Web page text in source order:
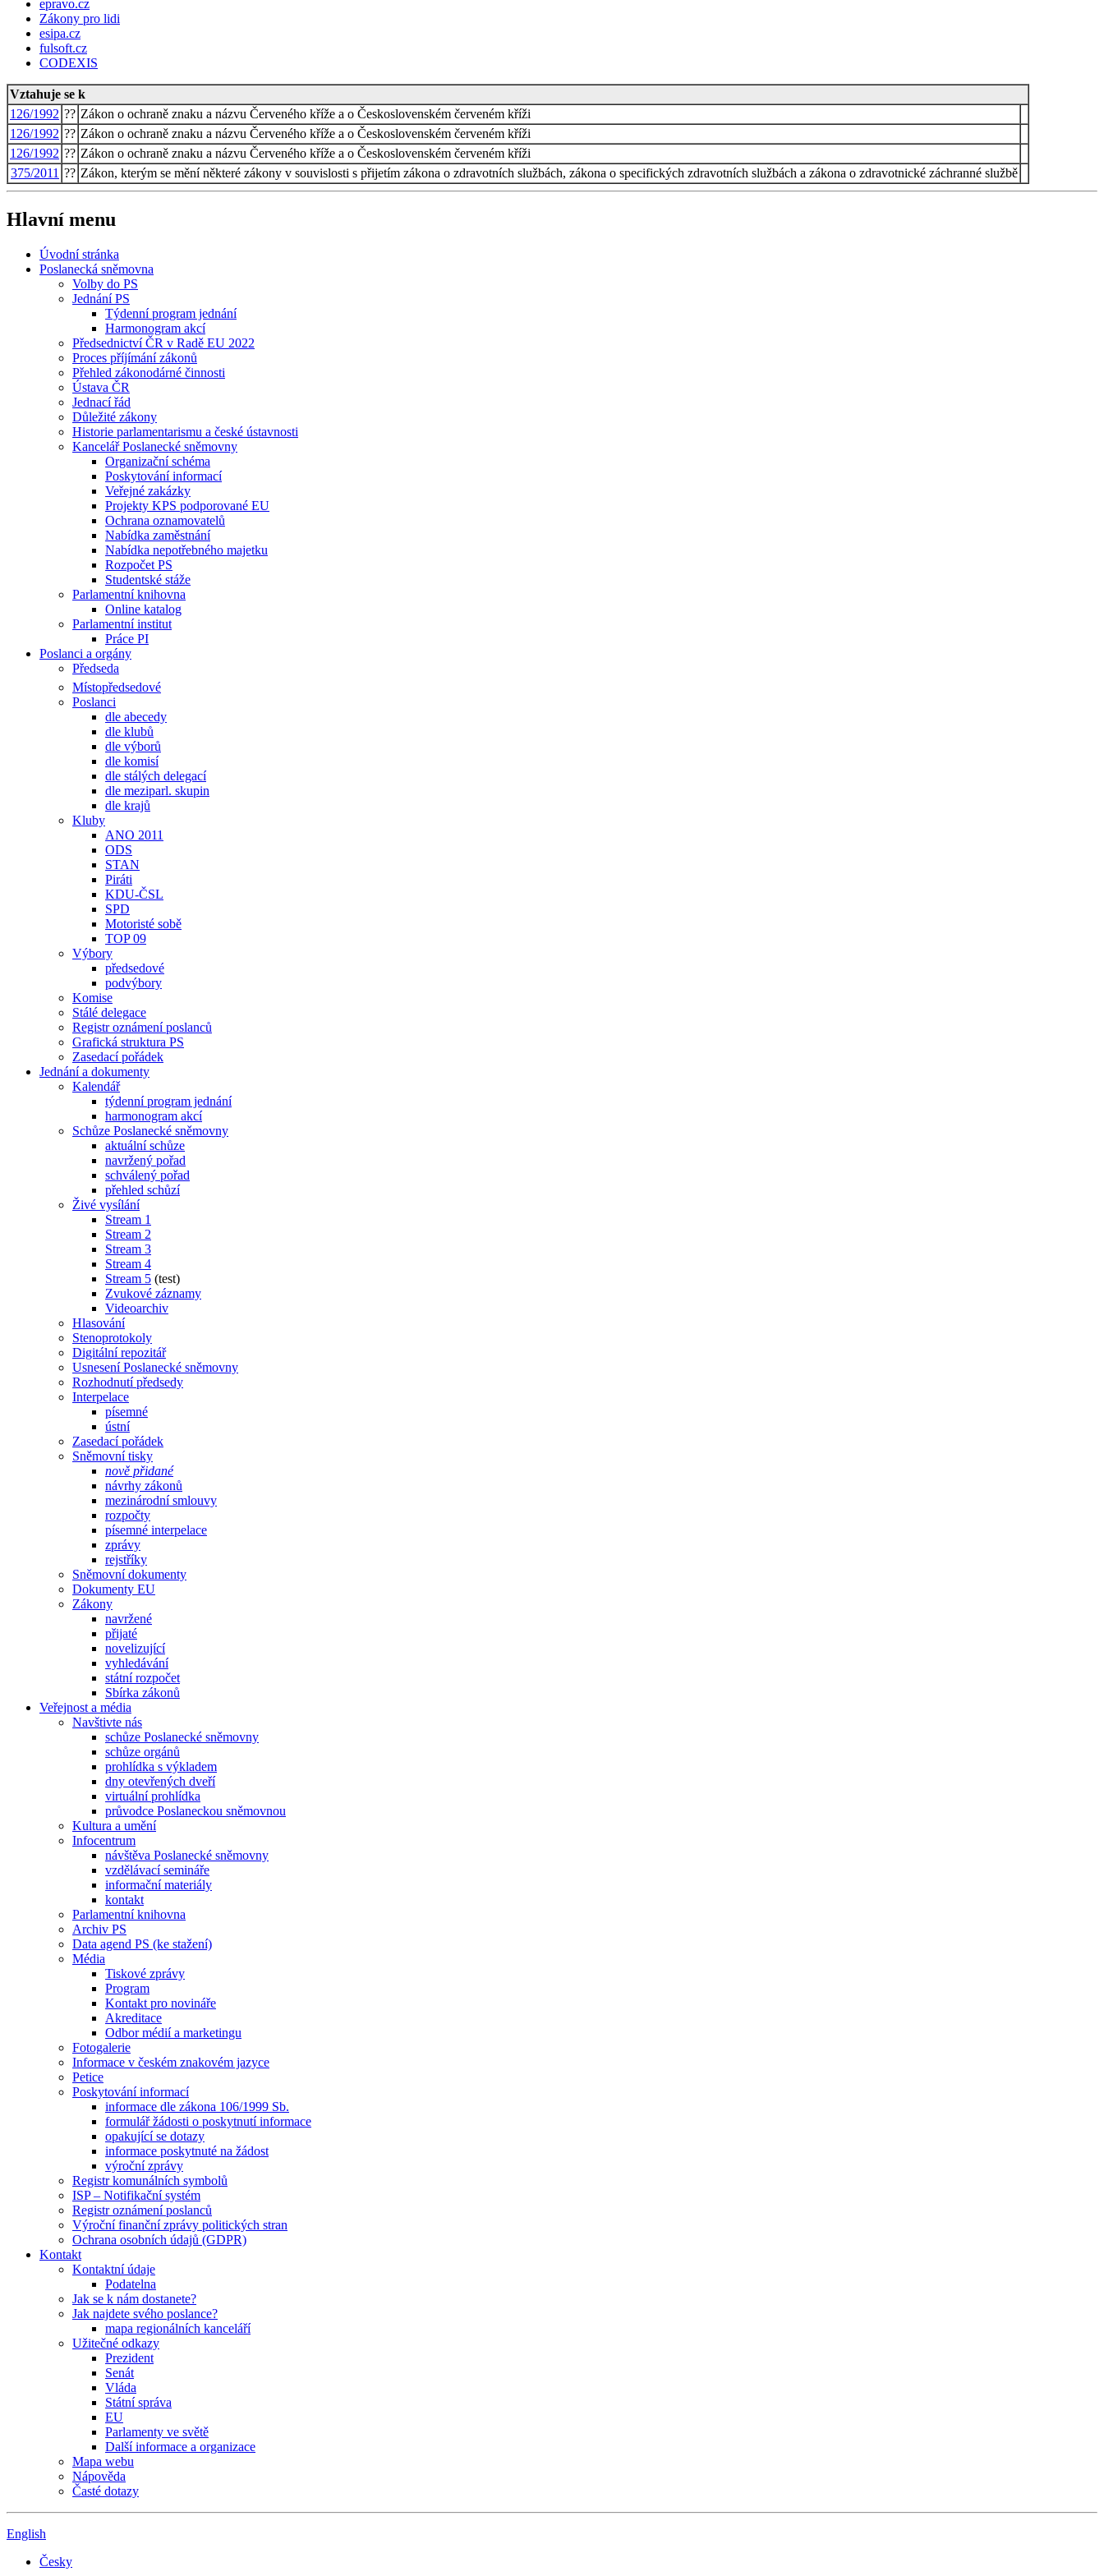
epravo.cz
Zákony pro lidi
esipa.cz
fulsoft.cz
CODEXIS
Vztahuje se k
126/1992 ?? Zákon o ochraně znaku a názvu Červeného kříže a o Československém červeném kříži
126/1992 ?? Zákon o ochraně znaku a názvu Červeného kříže a o Československém červeném kříži
126/1992 ?? Zákon o ochraně znaku a názvu Červeného kříže a o Československém červeném kříži
375/2011 ?? Zákon, kterým se mění některé zákony v souvislosti s přijetím zákona o zdravotních službách, zákona o specifických zdravotních službách a zákona o zdravotnické záchranné službě
Hlavní menu
Úvodní stránka
Poslanecká sněmovna
Volby do PS
Jednání PS
Týdenní program jednání
Harmonogram akcí
Předsednictví ČR v Radě EU 2022
Proces příjímání zákonů
Přehled zákonodárné činnosti
Ústava ČR
Jednací řád
Důležité zákony
Historie parlamentarismu a české ústavnosti
Kancelář Poslanecké sněmovny
Organizační schéma
Poskytování informací
Veřejné zakázky
Projekty KPS podporované EU
Ochrana oznamovatelů
Nabídka zaměstnání
Nabídka nepotřebného majetku
Rozpočet PS
Studentské stáže
Parlamentní knihovna
Online katalog
Parlamentní institut
Práce PI
Poslanci a orgány
Předseda
Místopředsedové
Poslanci
dle abecedy
dle klubů
dle výborů
dle komisí
dle stálých delegací
dle meziparl. skupin
dle krajů
Kluby
ANO 2011
ODS
STAN
Piráti
KDU-ČSL
SPD
Motoristé sobě
TOP 09
Výbory
předsedové
podvýbory
Komise
Stálé delegace
Registr oznámení poslanců
Grafická struktura PS
Zasedací pořádek
Jednání a dokumenty
Kalendář
týdenní program jednání
harmonogram akcí
Schůze Poslanecké sněmovny
aktuální schůze
navržený pořad
schválený pořad
přehled schůzí
Živé vysílání
Stream 1
Stream 2
Stream 3
Stream 4
Stream 5 (test)
Zvukové záznamy
Videoarchiv
Hlasování
Stenoprotokoly
Digitální repozitář
Usnesení Poslanecké sněmovny
Rozhodnutí předsedy
Interpelace
písemné
ústní
Zasedací pořádek
Sněmovní tisky
nově přidané
návrhy zákonů
mezinárodní smlouvy
rozpočty
písemné interpelace
zprávy
rejstříky
Sněmovní dokumenty
Dokumenty EU
Zákony
navržené
přijaté
novelizující
vyhledávání
státní rozpočet
Sbírka zákonů
Veřejnost a média
Navštivte nás
schůze Poslanecké sněmovny
schůze orgánů
prohlídka s výkladem
dny otevřených dveří
virtuální prohlídka
průvodce Poslaneckou sněmovnou
Kultura a umění
Infocentrum
návštěva Poslanecké sněmovny
vzdělávací semináře
informační materiály
kontakt
Parlamentní knihovna
Archiv PS
Data agend PS (ke stažení)
Média
Tiskové zprávy
Program
Kontakt pro novináře
Akreditace
Odbor médií a marketingu
Fotogalerie
Informace v českém znakovém jazyce
Petice
Poskytování informací
informace dle zákona 106/1999 Sb.
formulář žádosti o poskytnutí informace
opakující se dotazy
informace poskytnuté na žádost
výroční zprávy
Registr komunálních symbolů
ISP – Notifikační systém
Registr oznámení poslanců
Výroční finanční zprávy politických stran
Ochrana osobních údajů (GDPR)
Kontakt
Kontaktní údaje
Podatelna
Jak se k nám dostanete?
Jak najdete svého poslance?
mapa regionálních kanceláří
Užitečné odkazy
Prezident
Senát
Vláda
Státní správa
EU
Parlamenty ve světě
Další informace a organizace
Mapa webu
Nápověda
Časté dotazy
English
Česky